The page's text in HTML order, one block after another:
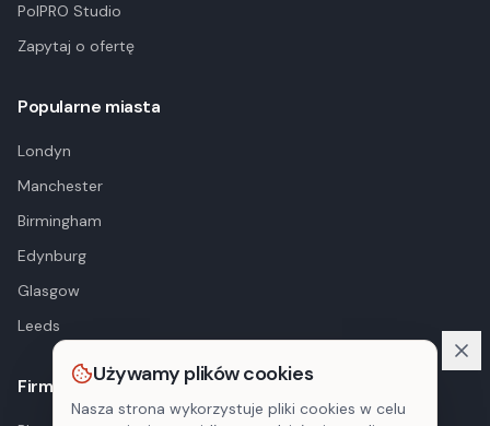
PolPRO Studio
Zapytaj o ofertę
Popularne miasta
Londyn
Manchester
Birmingham
Edynburg
Glasgow
Leeds
Firma Używamy plików cookies
Nasza strona wykorzystuje pliki cookies w celu